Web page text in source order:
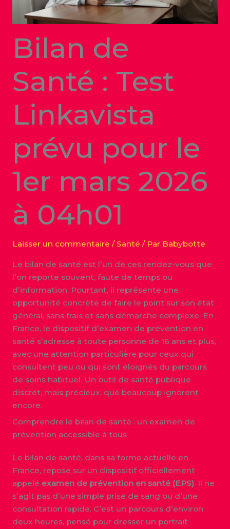
Bilan de
Santé : Test
Linkavista
prévu pour le
1er mars 2026
à 04h01
Laisser un commentaire / Santé / Par Babybotte
Le bilan de santé est l’un de ces rendez-vous que
l’on reporte souvent, faute de temps ou
d’information. Pourtant, il représente une
opportunité concrète de faire le point sur son état
général, sans frais et sans démarche complexe. En
France, le dispositif d’examen de prévention en
santé s’adresse à toute personne de 16 ans et plus,
avec une attention particulière pour ceux qui
consultent peu ou qui sont éloignés du parcours
de soins habituel. Un outil de santé publique
discret, mais précieux, que beaucoup ignorent
encore.
Comprendre le bilan de santé : un examen de
prévention accessible à tous
Le bilan de santé, dans sa forme actuelle en
France, repose sur un dispositif officiellement
appelé examen de prévention en santé (EPS). Il ne
s’agit pas d’une simple prise de sang ou d’une
consultation rapide. C’est un parcours d’environ
deux heures, pensé pour dresser un portrait